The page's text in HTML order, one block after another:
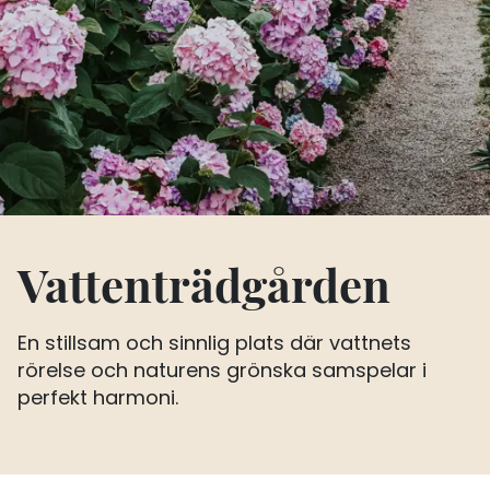
Vattenträdgården
En stillsam och sinnlig plats där vattnets
rörelse och naturens grönska samspelar i
perfekt harmoni.